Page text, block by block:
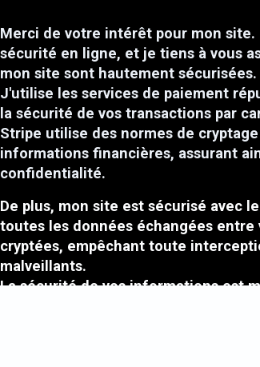
Merci de votre intérêt pour mon
sécurité en ligne, et je tiens à vous
mon site sont hautement sécurisées.
J'utilise les services de paiement
la sécurité de vos transactions par
Stripe utilise des normes de
informations financières, assurant
confidentialité.
De plus, mon site est sécurisé avec
toutes les données échangées
cryptées, empêchant toute
malveillants.
La sécurité de vos informations est